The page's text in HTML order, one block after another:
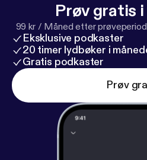
Prøv gratis i
99 kr / Måned etter
Eksklusive podkaster
20 timer lydbøker i
Gratis podkaster
Prøv